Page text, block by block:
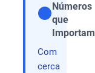
Números
que
Importam
Com
cerca